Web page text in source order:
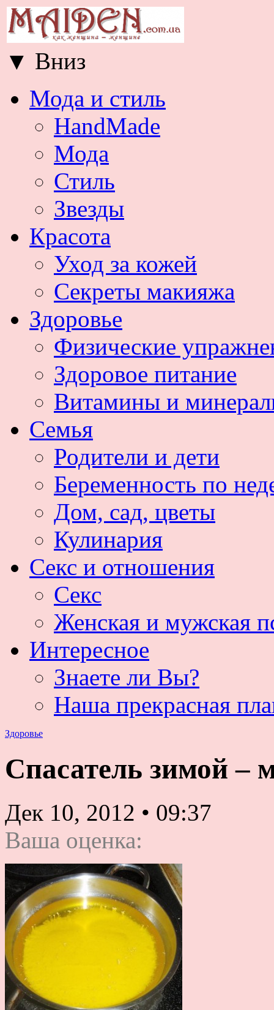
▼ Вниз
Мода и стиль
HandMade
Мода
Стиль
Звезды
Красота
Уход за кожей
Секреты макияжа
Здоровье
Физические
Здоровое питание
Витамины и
Семья
Родители и дети
Беременность по
Дом, сад, цветы
Кулинария
Секс и отношения
Секс
Женская и мужская
Интересное
Знаете ли Вы?
Наша прекрасная
Здоровье
Спасатель зимой –
Дек 10, 2012 • 09:37
Ваша оценка: